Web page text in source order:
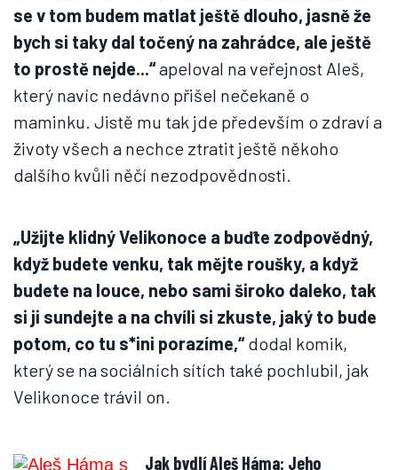
se v tom budem matlat ještě dlouho, jasně že
bych si taky dal točený na zahrádce, ale ještě
to prostě nejde...“apeloval na veřejnost Aleš,
který navíc nedávno přišel nečekaně o
maminku. Jistě mu tak jde především o zdraví a
životy všech a nechce ztratit ještě někoho
dalšího kvůli něčí nezodpovědnosti.
„Užijte klidný Velikonoce a buďte zodpovědný,
když budete venku, tak mějte roušky, a když
budete na louce, nebo sami široko daleko, tak
si ji sundejte a na chvíli si zkuste, jaký to bude
potom, co tu s*ini porazíme,“dodal komik,
který se na sociálních sítích také pochlubil, jak
Velikonoce trávil on.
Jak bydlí Aleš Háma: Jeho